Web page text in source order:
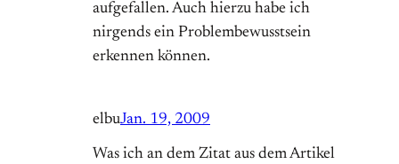
aufgefallen. Auch hierzu habe ich
nirgends ein Problembewusstsein
erkennen können.
elbuJan. 19, 2009
Was ich an dem Zitat aus dem Artikel